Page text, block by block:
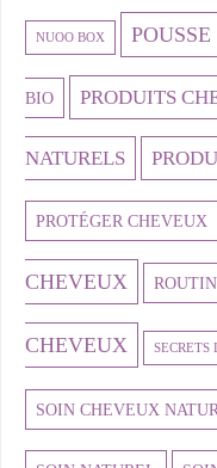
NUOO BOX
BIO PRODUITS
NATURELS
PROTÉGER CHEVEUX
CHEVEUX
CHEVEUX SECRETS
SOIN CHEVEUX